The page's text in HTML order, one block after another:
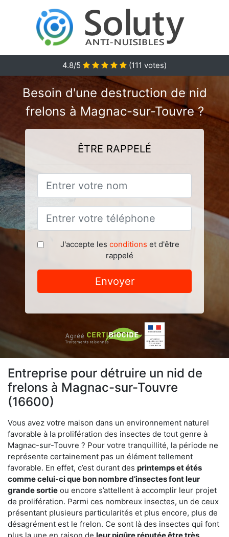
4.8/5 (111 votes)
Besoin d'une destruction de nid
frelons à Magnac-sur-Touvre ?
ÊTRE RAPPELÉ
J'accepte les conditions et d'être
rappelé
Envoyer
Entreprise pour détruire un nid de
frelons à Magnac-sur-Touvre
(16600)
Vous avez votre maison dans un environnement naturel
favorable à la prolifération des insectes de tout genre à
Magnac-sur-Touvre ? Pour votre tranquillité, la période ne
représente certainement pas un élément tellement
favorable. En effet, c’est durant des printemps et étés
comme celui-ci que bon nombre d’insectes font leur
grande sortie ou encore s’attellent à accomplir leur projet
de prolifération. Parmi ces nombreux insectes, un de ceux
présentant plusieurs particularités et plus encore, plus de
désagrément est le frelon. Ce sont là des insectes qui font